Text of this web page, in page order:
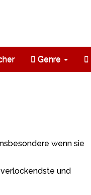
Genre
wenn sie
und